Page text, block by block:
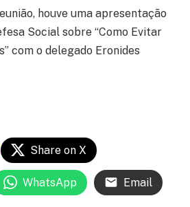
houve uma apresentação
Social sobre “Como Evitar
com o delegado Eronides
Share on X
WhatsApp Email